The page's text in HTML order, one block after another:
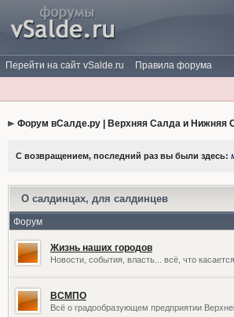
Перейти на сайт vSalde.ru Правила форума
Форум вСалде.ру | Верхняя Салда и Нижняя
С возвращением, последний раз вы были здесь:
О салдинцах, для салдинцев
Форум
Жизнь наших городов
Новости, события, власть... всё, что
ВСМПО
Всё о градообразующем предприятии